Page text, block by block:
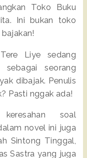
Toko Buku
Ini bukan toko
Liye sedang
sebagai seorang
dibajak. Penulis
Pasti nggak ada!
soal
novel ini juga
Sintong Tinggal,
Sastra yang juga